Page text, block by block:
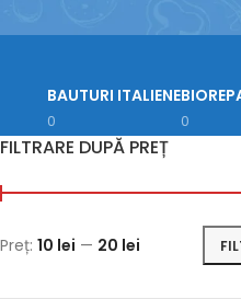
BAUTURI ITALIENE
0 0
FILTRARE DUPĂ PREȚ
Preț: 10 lei — 20 lei